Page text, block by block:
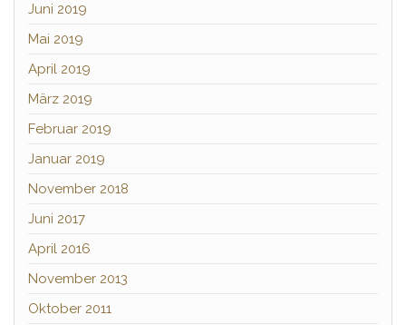
Juni 2019
Mai 2019
April 2019
März 2019
Februar 2019
Januar 2019
November 2018
Juni 2017
April 2016
November 2013
Oktober 2011